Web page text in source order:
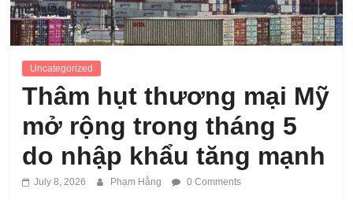
Uncategorized
Thâm hụt thương mại Mỹ
mở rộng trong tháng 5
do nhập khẩu tăng mạnh
July 8, 2026 Phạm Hằng 0 Comments